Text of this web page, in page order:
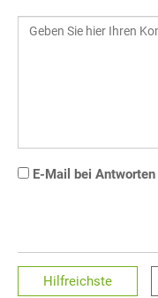
E-Mail bei
Hilfreichste